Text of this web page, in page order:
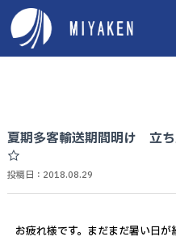
夏期多客輸送期間明け 立
☆
投稿日：2018.08.29
お疲れ様です。まだまだ暑い日